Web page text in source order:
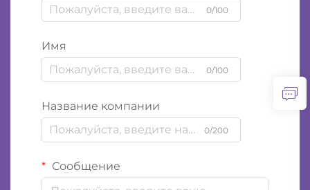
0/100
Имя
0/100
Название компании
0/200
Сообщение